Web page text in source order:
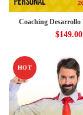
Coaching Desarrollo
$149.00
HOT